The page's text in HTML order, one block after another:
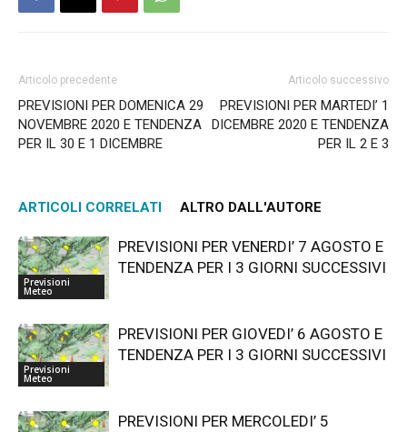
Articolo precedente
PREVISIONI PER DOMENICA 29
NOVEMBRE 2020 E TENDENZA
PER IL 30 E 1 DICEMBRE
Articolo successivo
PREVISIONI PER MARTEDI’ 1
DICEMBRE 2020 E TENDENZA
PER IL 2 E 3
ARTICOLI CORRELATI ALTRO DALL'AUTORE
Previsioni
Meteo
PREVISIONI PER VENERDI’ 7 AGOSTO E
TENDENZA PER I 3 GIORNI SUCCESSIVI
Previsioni
Meteo
PREVISIONI PER GIOVEDI’ 6 AGOSTO E
TENDENZA PER I 3 GIORNI SUCCESSIVI
PREVISIONI PER MERCOLEDI’ 5